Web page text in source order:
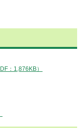
：1,876KB）